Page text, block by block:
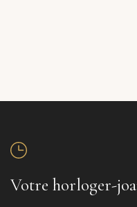
Votre horloger-